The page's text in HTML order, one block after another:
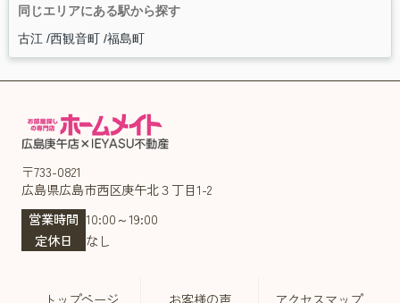
同じエリアにある駅から探す
古江 西観音町 福島町
〒733-0821
広島県広島市西区庚午北３丁目1-2
営業時間 10:00～19:00
定休日
なし
トップページ お客様の声 アクセスマップ